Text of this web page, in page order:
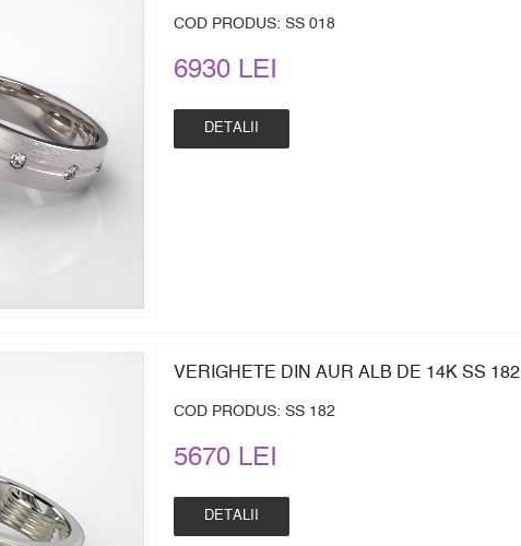
COD PRODUS: SS 018
6930 LEI
DETALII
VERIGHETE DIN AUR ALB DE 14K SS 182
COD PRODUS: SS 182
5670 LEI
DETALII